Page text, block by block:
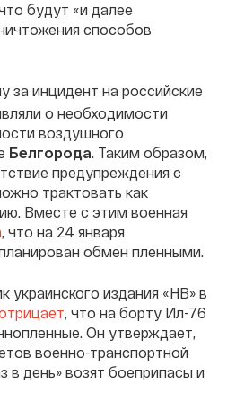
будут «и далее
способов
за инцидент на российские
о необходимости
воздушного
Белгорода. Таким образом,
предупреждения с
трактовать как
Вместе с этим военная
, что на 24 января
обмен пленными.
украинского издания «НВ» в
, что на борту Ил-76
Он утверждает,
военно-транспортной
в день» возят боеприпасы и